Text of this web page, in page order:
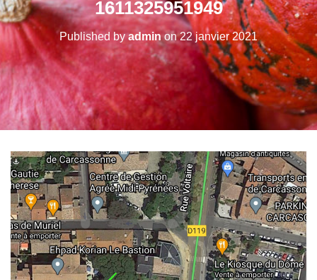
R
M
E
L
A
N
A
V
I
A
T
I
O
N
1611325951949
Published byadminon22 janvier 2021